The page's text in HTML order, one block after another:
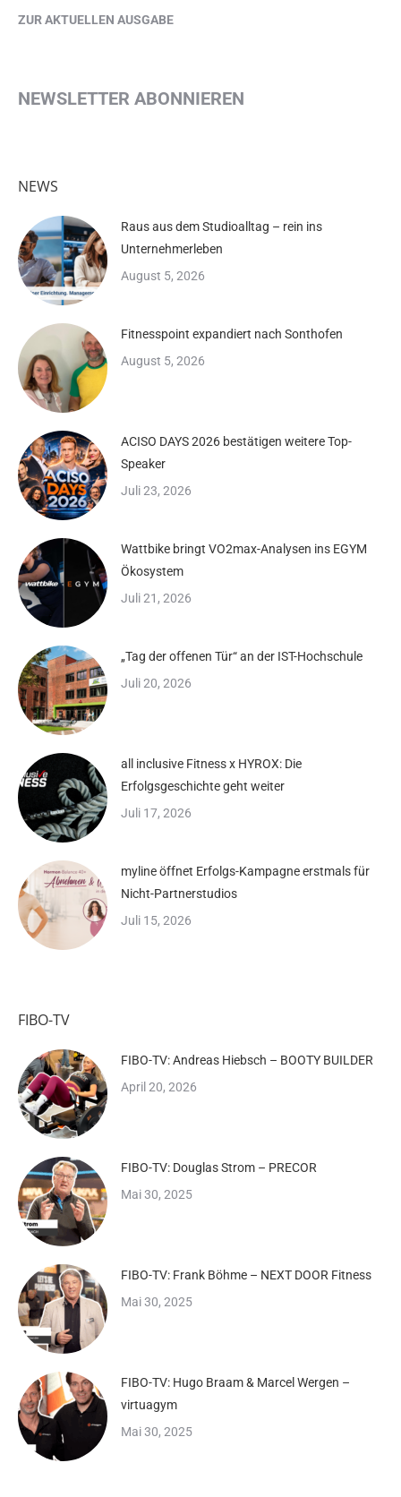
ZUR AKTUELLEN AUSGABE
NEWSLETTER ABONNIEREN
NEWS
Raus aus dem Studioalltag – rein ins
Unternehmerleben
August 5, 2026
Fitnesspoint expandiert nach Sonthofen
August 5, 2026
ACISO DAYS 2026 bestätigen weitere Top-
Speaker
Juli 23, 2026
Wattbike bringt VO2max-Analysen ins EGYM
Ökosystem
Juli 21, 2026
„Tag der offenen Tür“ an der IST-Hochschule
Juli 20, 2026
all inclusive Fitness x HYROX: Die
Erfolgsgeschichte geht weiter
Juli 17, 2026
myline öffnet Erfolgs-Kampagne erstmals für
Nicht-Partnerstudios
Juli 15, 2026
FIBO-TV
FIBO-TV: Andreas Hiebsch – BOOTY BUILDER
April 20, 2026
FIBO-TV: Douglas Strom – PRECOR
Mai 30, 2025
FIBO-TV: Frank Böhme – NEXT DOOR Fitness
Mai 30, 2025
FIBO-TV: Hugo Braam & Marcel Wergen –
virtuagym
Mai 30, 2025